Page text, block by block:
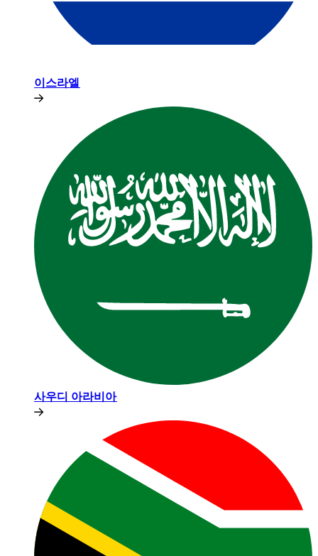
이스라엘​​
사우디 아라비아​​